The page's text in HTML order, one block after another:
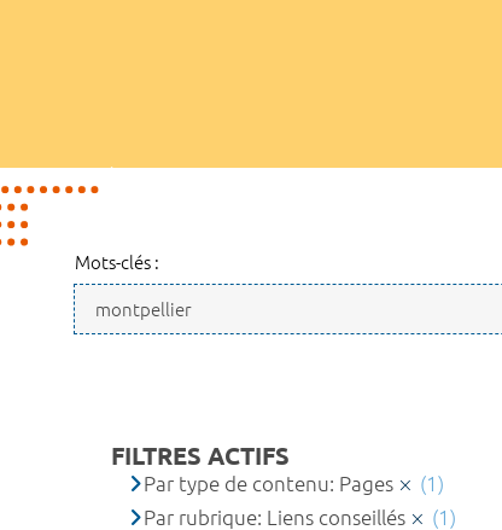
Mots-clés :
FILTRES ACTIFS
Par type de contenu: Pages
(1)
Par rubrique: Liens conseillés
(1)